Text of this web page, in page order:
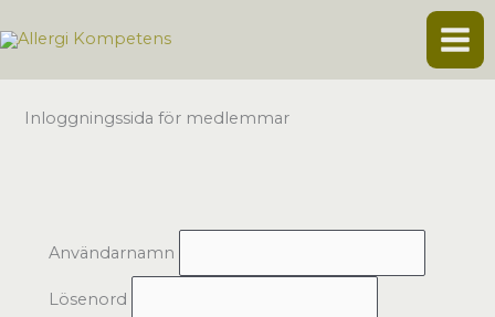
till
Inloggningssida för medlemmar
Användarnamn
Lösenord